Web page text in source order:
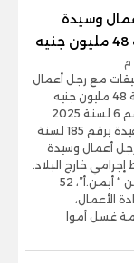
وسيدة
مع رجل أعمال
وسيدة بتهمة غسل أموال بقيمة 48 مليون جنيه
كشفت التحقيقات في القضية رقم 6 لسنة 2025
جنايات اقتصادية العجوزة، والمقيدة برقم 185 لسنة
رجل أعمال وسيدة
خارج البلاد.
ووجهت النيابة العامة إلى كلا من “ أيمن.أ”، 52
الأعمال،